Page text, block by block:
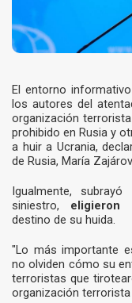
El entorno
los autores del
organización
prohibido en Rusia y
a huir a Ucrania,
de Rusia, María
Igualmente,
siniestro, eligieron
destino de su huida.
"Lo más importante
no olviden cómo su
terroristas que
organización